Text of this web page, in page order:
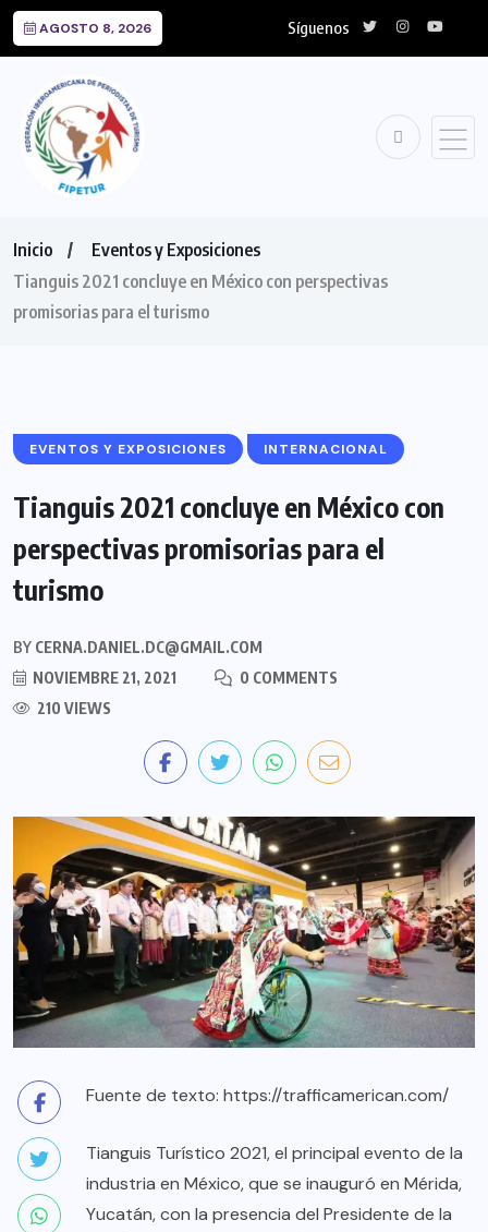
AGOSTO 8, 2026 Síguenos
Inicio
Eventos y Exposiciones
Tianguis 2021 concluye en México con perspectivas
promisorias para el turismo
EVENTOS Y EXPOSICIONES INTERNACIONAL
Tianguis 2021 concluye en México con
perspectivas promisorias para el
turismo
BY CERNA.DANIEL.DC@GMAIL.COM
NOVIEMBRE 21, 2021
0 COMMENTS
210 VIEWS
Fuente de texto: https://trafficamerican.com/
Tianguis Turístico 2021, el principal evento de la
industria en México, que se inauguró en Mérida,
Yucatán, con la presencia del Presidente de la